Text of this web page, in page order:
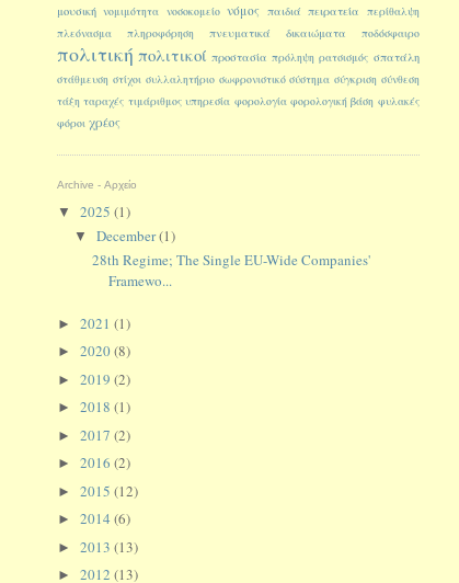
μουσική νομιμότητα νοσοκομείο νόμος παιδιά πειρατεία
περίθαλψη
πλεόνασμα
πληροφόρηση πνευματικά δικαιώματα ποδόσφαιρο
πολιτική πολιτικοί προστασία πρόληψη ρατσισμός σπατάλη
στάθμευση στίχοι συλλαλητήριο σωφρονιστικό σύστημα σύγκριση σύνθεση
τάξη ταραχές τιμάριθμος υπηρεσία φορολογία φορολογική βάση φυλακές
φόροι χρέος
Archive - Αρχείο
▼ 2025 (1)
▼December(1)
28th Regime; The Single EU-Wide Companies'
Framewo...
► 2021 (1)
► 2020(8)
► 2019 (2)
► 2018 (1)
► 2017 (2)
► 2016 (2)
► 2015 (12)
► 2014 (6)
► 2013 (13)
► 2012 (13)